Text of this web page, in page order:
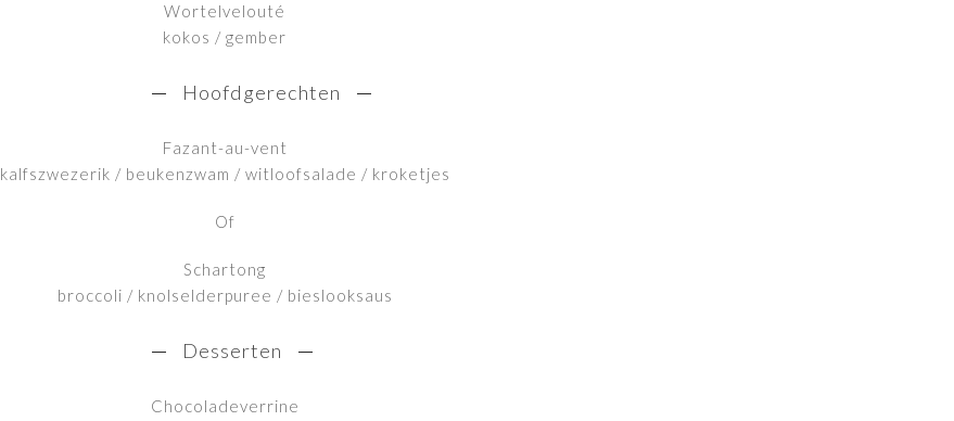
Wortelvelouté
kokos / gember
Hoofdgerechten
Fazant-au-vent
kalfszwezerik / beukenzwam / witloofsalade / kroketjes
Of
Schartong
broccoli / knolselderpuree / bieslooksaus
Desserten
Chocoladeverrine